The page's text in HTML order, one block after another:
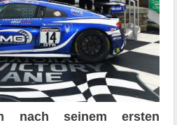
nach seinem ersten